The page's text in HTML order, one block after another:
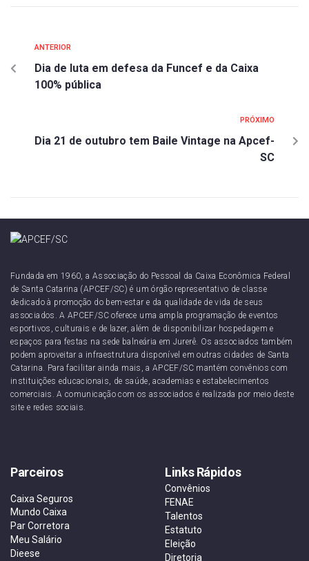
ANTERIOR
Dia de luta em defesa da Funcef e da Caixa
100% pública
PRÓXIMO
Dia 21 de outubro tem Baile Vintage na Apcef-
SC
Fundada em 1960, a Associação do Pessoal da Caixa Econômica Federal
de Santa Catarina (APCEF/SC) é um órgão representativo de classe
dedicado à promoção do bem-estar e da qualidade de vida de seus
associados. A APCEF/SC oferece uma ampla programação de eventos
esportivos, culturais e de lazer, além de disponibilizar hospedagem e
espaços para festas na sede balneária em Jurerê. Os associados também
podem aproveitar a infraestrutura disponível em outras cidades de Santa
Catarina. Para facilitar ainda mais, a APCEF/SC mantém convênios com
instituições educacionais, de saúde, academias e estabelecimentos
comerciais. A comunicação com os associados é realizada por meio deste
site e redes sociais.
Parceiros
Caixa Seguros
Mundo Caixa
Par Corretora
Meu Salário
Dieese
Links Rápidos
Convênios
FENAE
Talentos
Estatuto
Eleição
Diretoria